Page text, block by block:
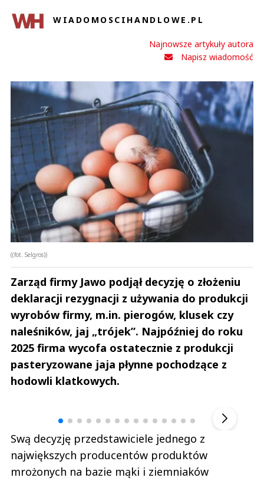
WIADOMOSCIHANDLOWE.PL
Najnowsze artykuły autora
Napisz wiadomość
((fot. Selgros))
Zarząd firmy Jawo podjął decyzję o złożeniu
deklaracji rezygnacji z używania do produkcji
wyrobów firmy, m.in. pierogów, klusek czy
naleśników, jaj „trójek”. Najpóźniej do roku
2025 firma wycofa ostatecznie z produkcji
pasteryzowane jaja płynne pochodzące z
hodowli klatkowych.
Swą decyzję przedstawiciele jednego z
największych producentów produktów
mrożonych na bazie mąki i ziemniaków